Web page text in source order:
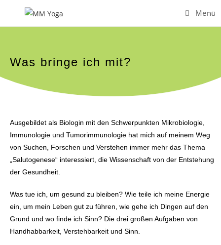
Menü
Was bringe ich mit?
Ausgebildet als Biologin mit den Schwerpunkten Mikrobiologie,
Immunologie und Tumorimmunologie hat mich auf meinem Weg
von Suchen, Forschen und Verstehen immer mehr das Thema
„Salutogenese“ interessiert, die Wissenschaft von der Entstehung
der Gesundheit.
Was tue ich, um gesund zu bleiben? Wie teile ich meine Energie
ein, um mein Leben gut zu führen, wie gehe ich Dingen auf den
Grund und wo finde ich Sinn? Die drei großen Aufgaben von
Handhabbarkeit, Verstehbarkeit und Sinn.